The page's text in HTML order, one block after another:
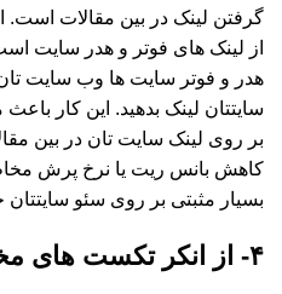
گرفتن لینک در بین مقالات است.
از لینک های فوتر و هدر سایت
هدر و فوتر سایت ها وب سایت تان
سایتتان لینک بدهید. این کار
بر روی لینک سایت تان در بین
کاهش بانس ریت یا نرخ پرش
بسیار مثبتی بر روی سئو
۴- از انکر تکست های مختلف لینک بدهید